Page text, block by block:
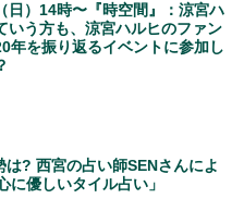
日）14時〜『時空間』：涼宮ハ
いう方も、涼宮ハルヒのファン
年を振り返るイベントに参加し
? 西宮の占い師SENさんによ
に優しいタイル占い」